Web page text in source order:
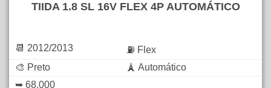
TIIDA 1.8 SL 16V FLEX 4P AUTOMÁTICO
📆 2012/2013
⛽ Flex
🎨 Preto
🗼 Automático
➥ 68.000